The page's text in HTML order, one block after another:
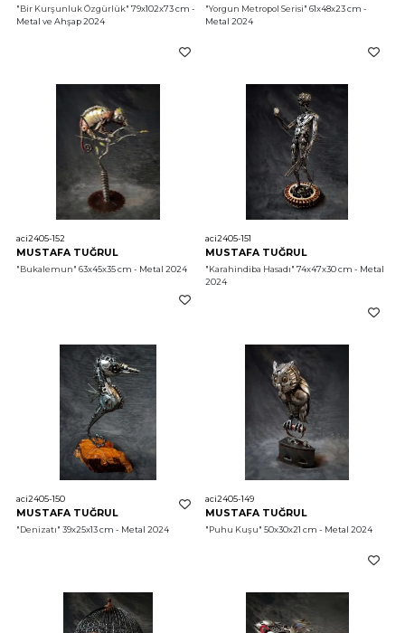
"Bir Kurşunluk Özgürlük" 79x102x73 cm -
Metal ve Ahşap 2024
"Yorgun Metropol Serisi" 61x48x23 cm -
Metal 2024
aci2405-152
MUSTAFA TUĞRUL
"Bukalemun" 63x45x35 cm - Metal 2024
aci2405-151
MUSTAFA TUĞRUL
"Karahindiba Hasadı" 74x47x30 cm - Metal
2024
aci2405-150
MUSTAFA TUĞRUL
"Denizatı" 39x25x13 cm - Metal 2024
aci2405-149
MUSTAFA TUĞRUL
"Puhu Kuşu" 50x30x21 cm - Metal 2024